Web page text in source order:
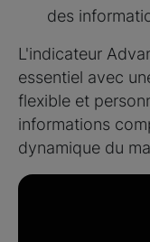
des
L'indicateur
essentiel avec
flexible et
informations
dynamique du